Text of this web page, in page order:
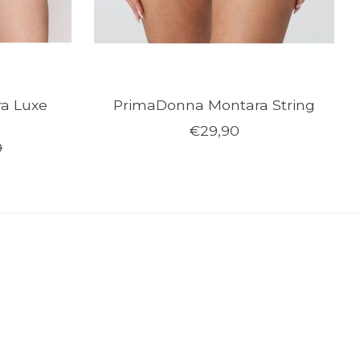
Luxe
PrimaDonna Montara String
€29,90